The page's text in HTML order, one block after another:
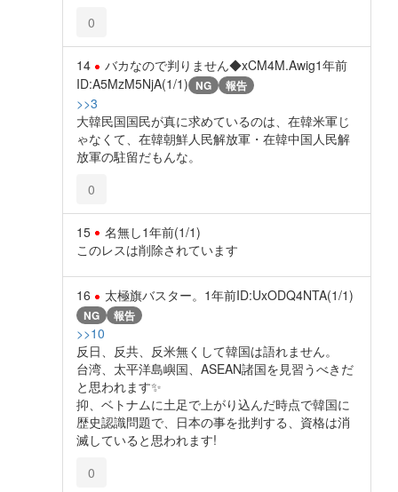
0
14 バカなので判りません◆xCM4M.Awig1年前
ID:A5MzM5NjA(1/1) NG 報告
>>3
大韓民国国民が真に求めているのは、在韓米軍じ
ゃなくて、在韓朝鮮人民解放軍・在韓中国人民解
放軍の駐留だもんな。
0
15 名無し1年前(1/1)
このレスは削除されています
16 太極旗バスター。 1年前ID:UxODQ4NTA(1/1)
NG 報告
>>10
反日、反共、反米無くして韓国は語れません。
台湾、太平洋島嶼国、ASEAN諸国を見習うべきだ
と思われます✨️
抑、ベトナムに土足で上がり込んだ時点で韓国に
歴史認識問題で、日本の事を批判する、資格は消
滅していると思われます!
0